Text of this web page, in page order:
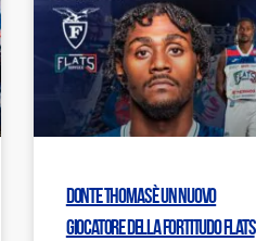
Donte Thomas è un nuovo
giocatore della Fortitudo Flats